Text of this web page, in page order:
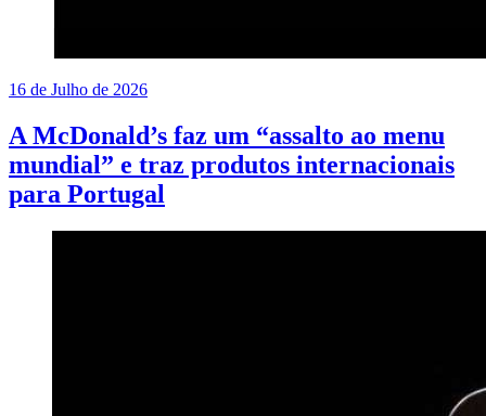
16 de Julho de 2026
A McDonald’s faz um “assalto ao menu
mundial” e traz produtos internacionais
para Portugal